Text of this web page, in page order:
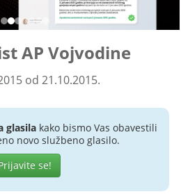
AP Vojvodine
od 21.10.2015.
glasilakako bismo Vas obavestili
novo službeno glasilo.
se!